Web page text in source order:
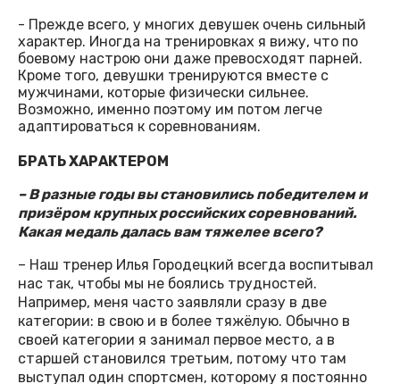
- Прежде всего, у многих девушек очень сильный
характер. Иногда на тренировках я вижу, что по
боевому настрою они даже превосходят парней.
Кроме того, девушки тренируются вместе с
мужчинами, которые физически сильнее.
Возможно, именно поэтому им потом легче
адаптироваться к соревнованиям.
БРАТЬ ХАРАКТЕРОМ
– В разные годы вы становились победителем и
призёром крупных российских соревнований.
Какая медаль далась вам тяжелее всего?
– Наш тренер Илья Городецкий всегда воспитывал
нас так, чтобы мы не боялись трудностей.
Например, меня часто заявляли сразу в две
категории: в свою и в более тяжёлую. Обычно в
своей категории я занимал первое место, а в
старшей становился третьим, потому что там
выступал один спортсмен, которому я постоянно